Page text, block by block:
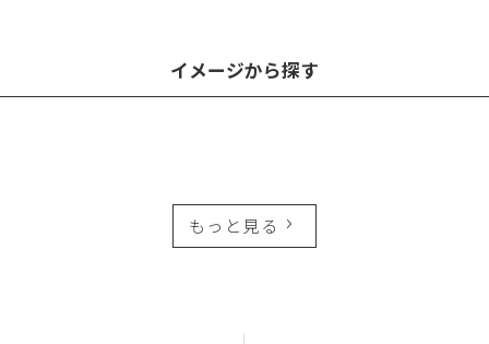
イメージから探す
もっと見る